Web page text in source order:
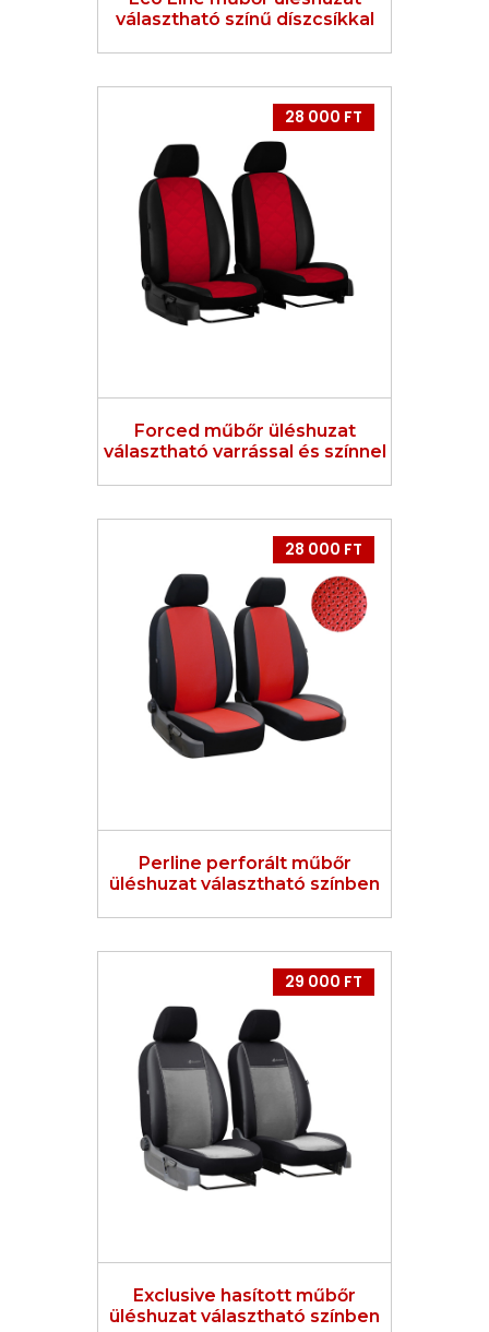
választható színű díszcsíkkal
28 000 FT
Forced műbőr üléshuzat
választható varrással és színnel
28 000 FT
Perline perforált műbőr
üléshuzat választható színben
29 000 FT
Exclusive hasított műbőr
üléshuzat választható színben